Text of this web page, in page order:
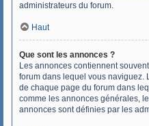
administrateurs du forum.
Haut
Que sont les annonces ?
Les annonces contiennent
forum dans lequel vous naviguez.
de chaque page du forum dans
comme les annonces générales,
annonces sont définies par les